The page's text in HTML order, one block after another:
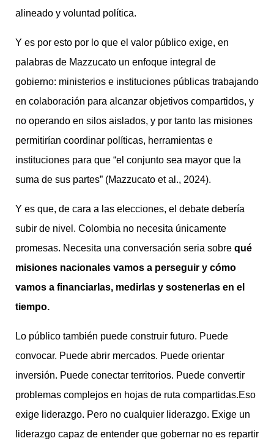
alineado y voluntad política.
Y es por esto por lo que el valor público exige, en
palabras de Mazzucato un enfoque integral de
gobierno: ministerios e instituciones públicas trabajando
en colaboración para alcanzar objetivos compartidos, y
no operando en silos aislados, y por tanto las misiones
permitirían coordinar políticas, herramientas e
instituciones para que “el conjunto sea mayor que la
suma de sus partes” (Mazzucato et al., 2024).
Y es que, de cara a las elecciones, el debate debería
subir de nivel. Colombia no necesita únicamente
promesas. Necesita una conversación seria sobre qué
misiones nacionales vamos a perseguir y cómo
vamos a financiarlas, medirlas y sostenerlas en el
tiempo.
Lo público también puede construir futuro. Puede
convocar. Puede abrir mercados. Puede orientar
inversión. Puede conectar territorios. Puede convertir
problemas complejos en hojas de ruta compartidas.Eso
exige liderazgo. Pero no cualquier liderazgo. Exige un
liderazgo capaz de entender que gobernar no es repartir